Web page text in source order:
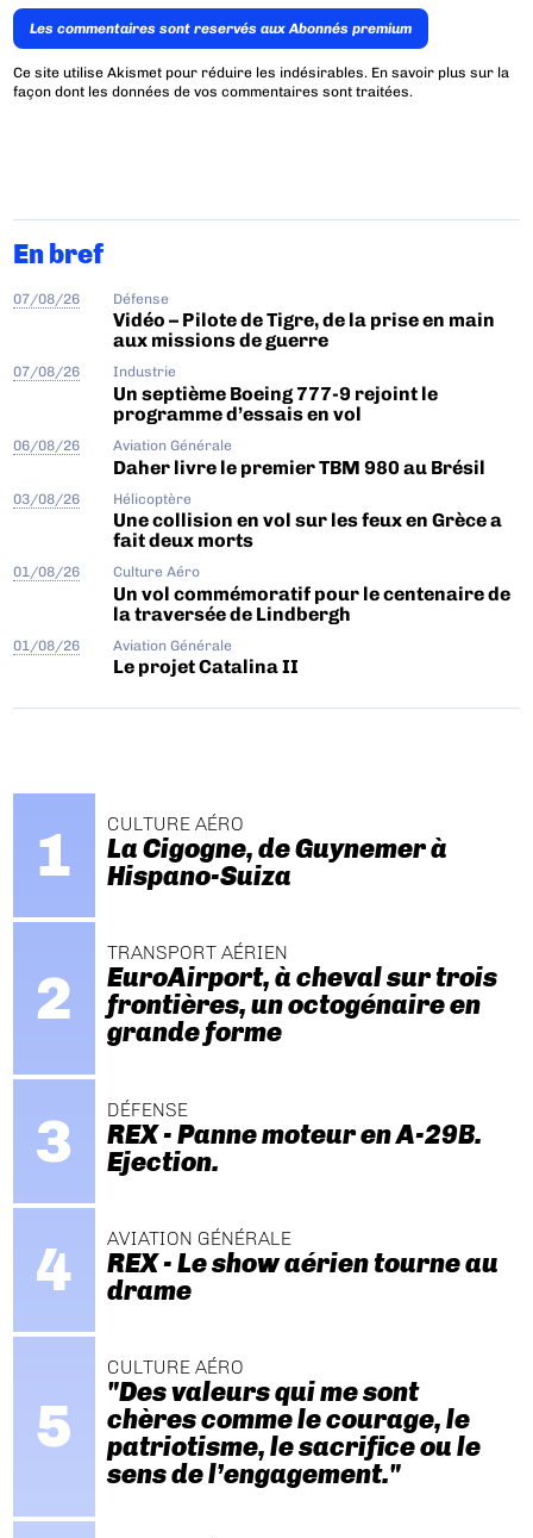
Les commentaires sont reservés aux Abonnés premium
Ce site utilise Akismet pour réduire les indésirables. En savoir plus sur la
façon dont les données de vos commentaires sont traitées.
En bref
07/08/26 Défense
Vidéo – Pilote de Tigre, de la prise en main
aux missions de guerre
07/08/26 Industrie
Un septième Boeing 777-9 rejoint le
programme d’essais en vol
06/08/26 Aviation Générale
Daher livre le premier TBM 980 au Brésil
03/08/26 Hélicoptère
Une collision en vol sur les feux en Grèce a
fait deux morts
01/08/26 Culture Aéro
Un vol commémoratif pour le centenaire de
la traversée de Lindbergh
01/08/26 Aviation Générale
Le projet Catalina II
CULTURE AÉRO
La Cigogne, de Guynemer à
Hispano-Suiza
TRANSPORT AÉRIEN
EuroAirport, à cheval sur trois
frontières, un octogénaire en
grande forme
DÉFENSE
REX - Panne moteur en A-29B.
Ejection.
AVIATION GÉNÉRALE
REX - Le show aérien tourne au
drame
CULTURE AÉRO
"Des valeurs qui me sont
chères comme le courage, le
patriotisme, le sacrifice ou le
sens de l’engagement."